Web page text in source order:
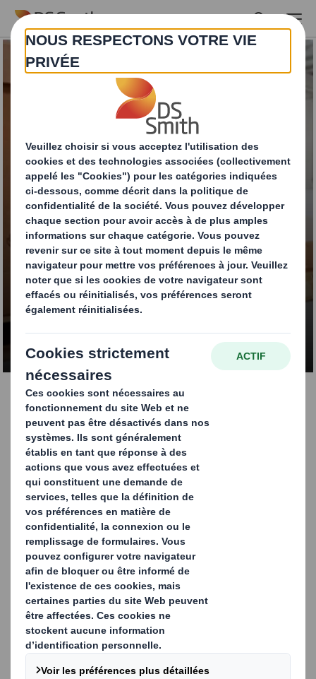
Skip to main content
CKD
CONTACTEZ-NOUS
CKD | DS Smith -
Tecnicarton
CKD est notre solution d'emballage, spécialement
conçue pour répondre aux exigences rigoureuses du
transport maritime dans le secteur automobile.
Le modèle de fabrication et d'assemblage CKD est celui
utilisé parl'industrie automobilelorsque les
constructeurs automobiles et leurs fournisseurs
expédient des pièces de véhicules depuis les usines de
fabrication vers d'autres sites qui se consacrent
principalement à l'assemblage des véhicules.